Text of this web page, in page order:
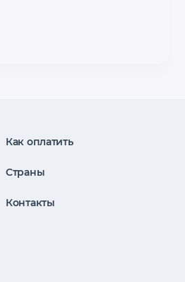
Как оплатить
Страны
Контакты